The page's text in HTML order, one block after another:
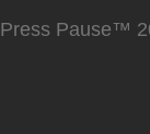
Press Pause™